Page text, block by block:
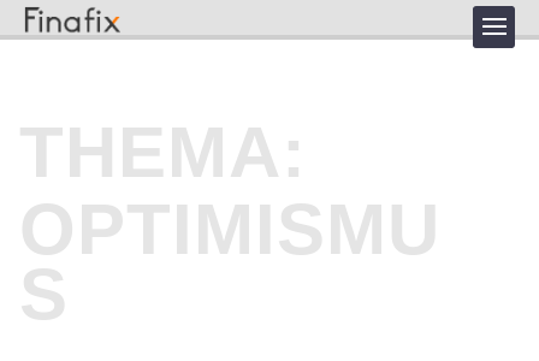
THEMA:
OPTIMISMU
S